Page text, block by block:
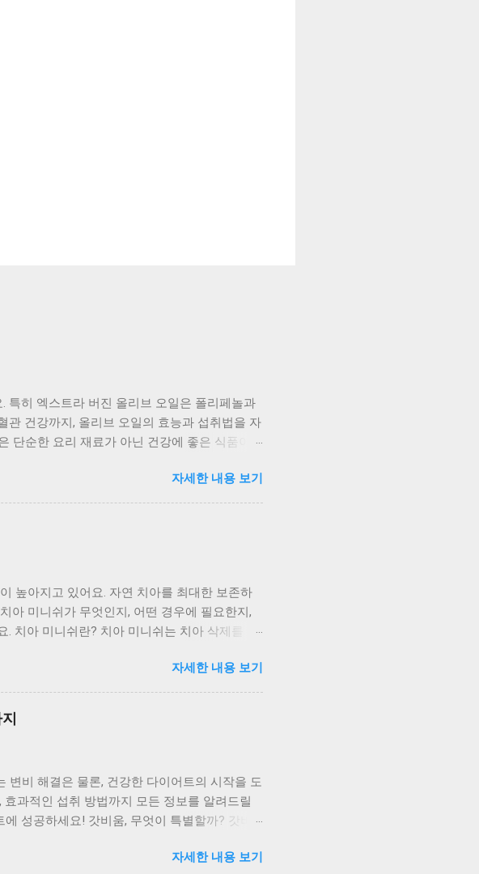
특히 엑스트라 버진 올리브 오일은 폴리페놀과
관 건강까지, 올리브 오일의 효능과 섭취법을 자
단순한 요리 재료가 아닌 건강에 좋은 식품이에
대할 수 있답니다. 식품의약품안전처에서 건강
건강에 긍정적인 영향을 미쳐요. 올레산은 나쁜
치를 높여 혈관을 건강하게 만들어 준답니다.
관 질환 예방에 효과적이에요. 국민건강보험공
움 최근 연구에 따르면 올리브 오일은 혈당 조
당 수치를 안정화시켜 제2형 당뇨병 발병 위험
예방에도 효과적이라는 연구 결과도 있어요. 대
자세한 내용 보기
높아지고 있어요. 자연 치아를 최대한 보존하
아 미니쉬가 무엇인지, 어떤 경우에 필요한지,
치아 미니쉬란? 치아 미니쉬는 치아 삭제를 최
열 등을 자연스럽게 개선해 더욱 아름다운 미소
도만 아주 얇게 다듬고 재료를 얹는 방식으로 진
하고, 기능과 심미적인 면 모두 만족스러운 결
삭제, 보존’을 핵심으로, 치아를 최대한 덜 건드
마모 보완, 작은 틈새 메우기 등에 적합해요. 치
가 더 나은 선택일 수 있다는 점, 기억해주세요.
쁘게 만드는 것 이상의 의미가 있어요. 자연 치
되찾을 수 있어요. 앞니 사이 틈이 벌어져 있거
자세한 내용 보기
변비 해결은 물론, 건강한 다이어트의 시작을 도
과적인 섭취 방법까지 모든 정보를 알려드릴
성공하세요! 갓비움, 무엇이 특별할까? 갓비
핵심은 푸룬 농축액과 식이섬유의 조합입니다.
자세한 내용 보기